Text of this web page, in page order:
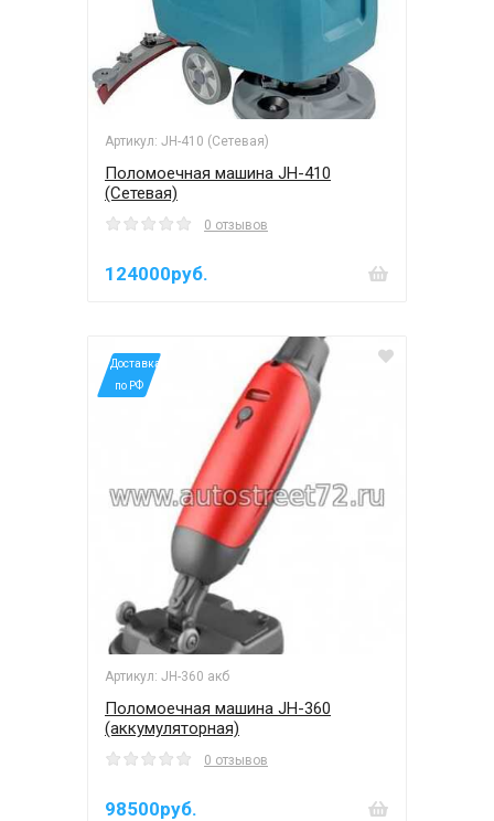
Артикул: JH-410 (Сетевая)
Поломоечная машина JH-410
(Сетевая)
0 отзывов
124000руб.
*Доставка
по РФ
Артикул: JH-360 акб
Поломоечная машина JH-360
(аккумуляторная)
0 отзывов
98500руб.